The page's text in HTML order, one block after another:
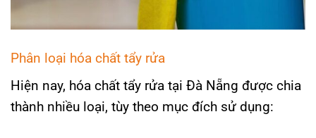
Phân loại hóa chất tẩy rửa
Hiện nay, hóa chất tẩy rửa tại Đà Nẵng được chia
thành nhiều loại, tùy theo mục đích sử dụng: